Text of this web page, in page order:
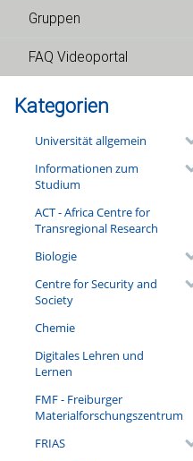
Gruppen
FAQ Videoportal
Kategorien
Universität allgemein
Informationen zum
Studium
ACT - Africa Centre for
Transregional Research
Biologie
Centre for Security and
Society
Chemie
Digitales Lehren und
Lernen
FMF - Freiburger
Materialforschungszentrum
FRIAS